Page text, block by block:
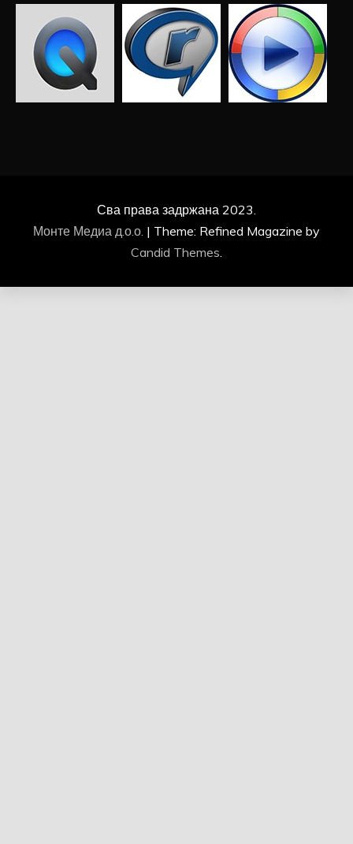
Сва права задржана 2023.
Монте Медиа д.о.о. | Theme: Refined Magazine by
Candid Themes